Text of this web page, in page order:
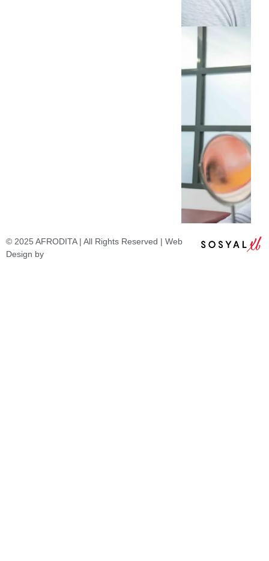
© 2025 AFRODITA | All Rights Reserved | Web
Design by